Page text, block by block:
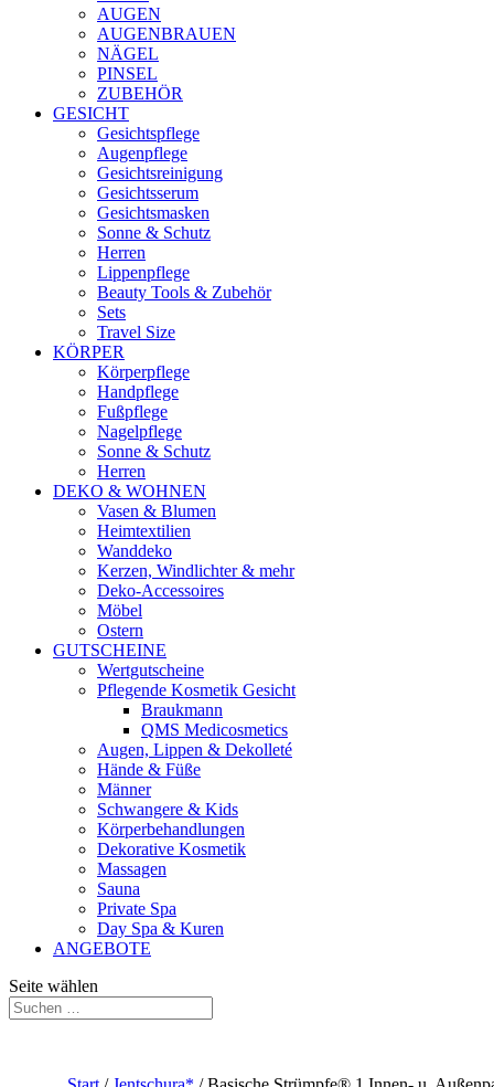
AUGEN
AUGENBRAUEN
NÄGEL
PINSEL
ZUBEHÖR
GESICHT
Gesichtspflege
Augenpflege
Gesichtsreinigung
Gesichtsserum
Gesichtsmasken
Sonne & Schutz
Herren
Lippenpflege
Beauty Tools & Zubehör
Sets
Travel Size
KÖRPER
Körperpflege
Handpflege
Fußpflege
Nagelpflege
Sonne & Schutz
Herren
DEKO & WOHNEN
Vasen & Blumen
Heimtextilien
Wanddeko
Kerzen, Windlichter & mehr
Deko-Accessoires
Möbel
Ostern
GUTSCHEINE
Wertgutscheine
Pflegende Kosmetik Gesicht
Braukmann
QMS Medicosmetics
Augen, Lippen & Dekolleté
Hände & Füße
Männer
Schwangere & Kids
Körperbehandlungen
Dekorative Kosmetik
Massagen
Sauna
Private Spa
Day Spa & Kuren
ANGEBOTE
Seite wählen